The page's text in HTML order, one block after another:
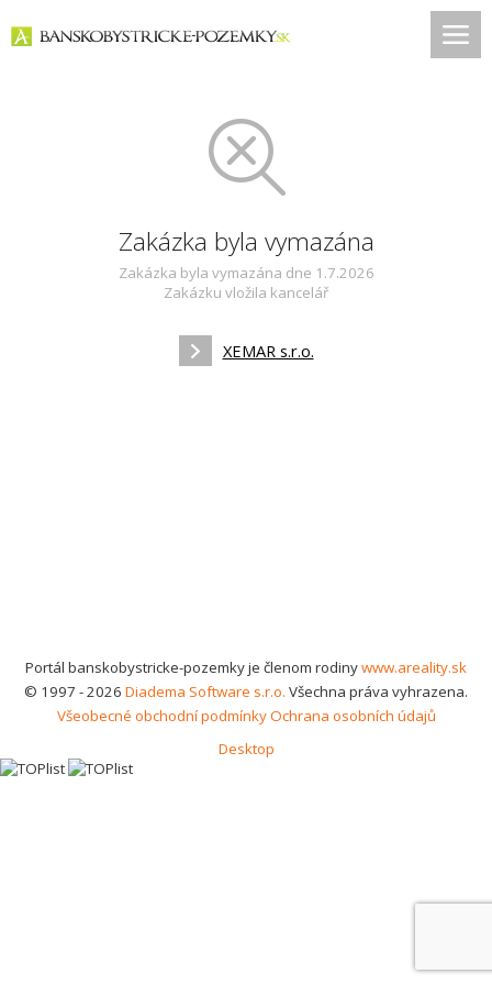
Zakázka byla vymazána
Zakázka byla vymazána dne 1.7.2026
Zakázku vložila kancelář
XEMAR s.r.o.
Portál banskobystricke-pozemky je členom rodinywww.areality.sk
© 1997 - 2026 Diadema Software s.r.o. Všechna práva vyhrazena.
Všeobecné obchodní podmínkyOchrana osobních údajů
Desktop